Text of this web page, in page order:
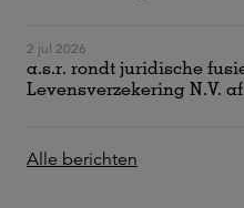
2 jul 2026
a.s.r. rondt juridische
Levensverzekering N.V. af
Alle berichten